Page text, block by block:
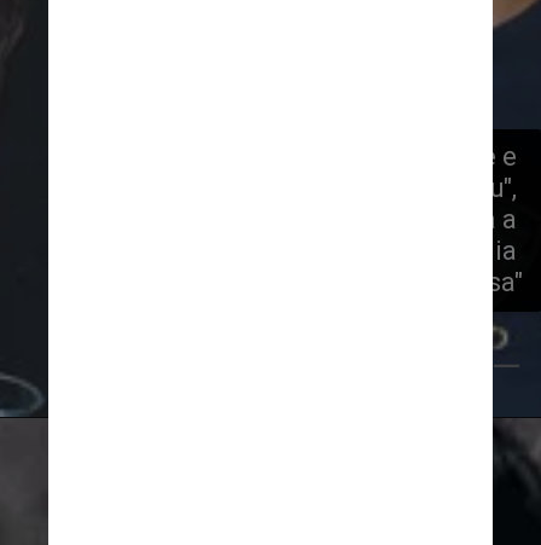
"Cássia tinha mais curiosidade e
conhecimento musical que eu",
diz Nando Reis. "Me dava a
impressão de que ela podia
cantar qualquer coisa"